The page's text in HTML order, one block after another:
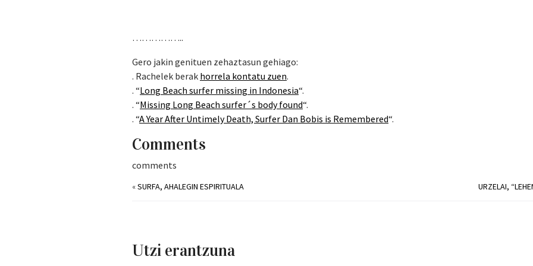
……………..
Gero jakin genituen zehaztasun gehiago:
. Rachelek berak horrela kontatu zuen.
. “Long Beach surfer missing in Indonesia“.
. “Missing Long Beach surfer´s body found“.
. “A Year After Untimely Death, Surfer Dan Bobis is Remembered“.
Comments
comments
«SURFA, AHALEGIN ESPIRITUALA URZELAI,
Utzi erantzuna